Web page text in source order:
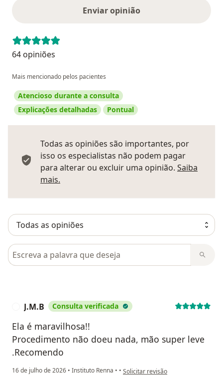
Enviar opinião
64 opiniões
Mais mencionado pelos pacientes
Atencioso durante a consulta
Explicações detalhadas
Pontual
Todas as opiniões são importantes, por
isso os especialistas não podem pagar
para alterar ou excluir uma opinião. Saiba
mais.
Pesquisar em opiniões
J.M.B Consulta verificada
Ela é maravilhosa!!
Procedimento não doeu nada, mão super leve
.Recomendo
16 de julho de 2026 • Instituto Renna • • na opinião do utilizador J.M.B
Solicitar revisão